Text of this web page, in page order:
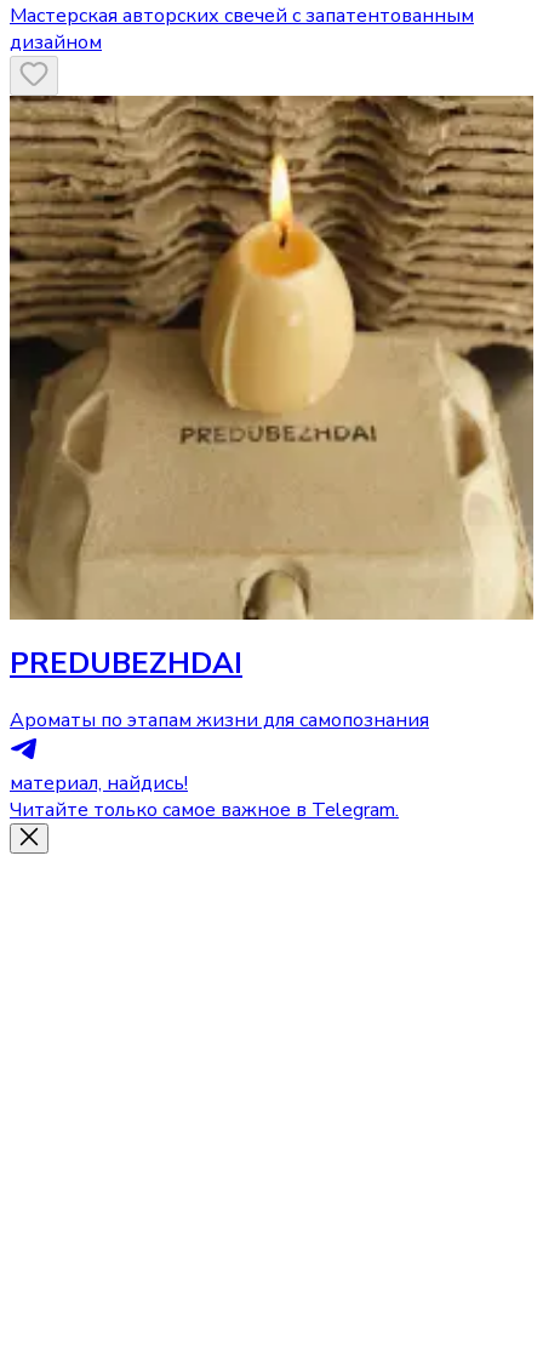
Мастерская авторских свечей с запатентованным
дизайном
PREDUBEZHDAI
Ароматы по этапам жизни для самопознания
материал, найдись!
Читайте только самое важное в Telegram.